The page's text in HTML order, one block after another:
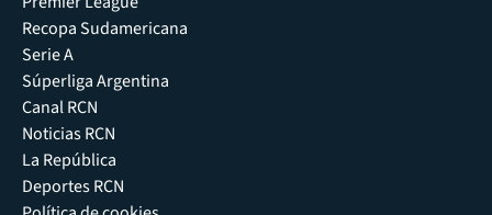
Recopa Sudamericana
Serie A
Súperliga Argentina
Canal RCN
Noticias RCN
La República
Deportes RCN